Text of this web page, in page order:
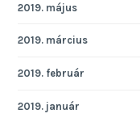
2019. május
2019. március
2019. február
2019. január